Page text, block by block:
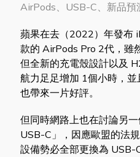
AirPods、USB-C、新品預
蘋果在去（2022）年發布
款的 AirPods Pro 2代，雖
但全新的充電殼設計以及
航力足足增加 1個小時，
也帶來一片好評。
但同時網路上也在討論另
USB-C」，因應歐盟的法
設備勢必全部更換為 USB-